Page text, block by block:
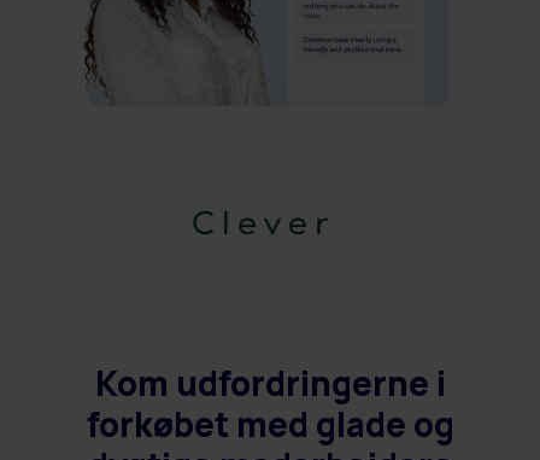
Kom udfordringerne i
forkøbet med glade og